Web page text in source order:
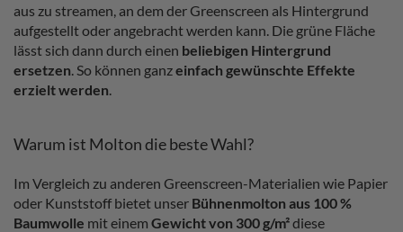
aus zu streamen, an dem der Greenscreen als Hintergrund
aufgestellt oder angebracht werden kann. Die grüne Fläche
lässt sich dann durch einen beliebigen Hintergrund
ersetzen . So können ganzeinfach gewünschte Effekte
erzielt werden
Warum ist Molton die beste Wahl?
Im Vergleich zu anderen Greenscreen-Materialien wie Papier
oder Kunststoff bietet unser Bühnenmolton aus 100 %
Baumwolle mit einem Gewicht von 300 g/m²diese